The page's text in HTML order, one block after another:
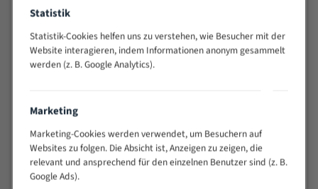
Widerstandsfähig gegen Zahnbruch auch bei
wechselnde Verbindungslängen)
Sehr geringe Vibration
Technische Beschreibung:
Positiver Spanwinkel
Bandkörper aus hochlegiertem Federstahl
Legierte HSS-beschichtete Zahnspitzen
Statistik
Statistik-Cookies helfen uns zu verstehen, wie Besucher mit der
Website interagieren, indem Informationen anonym gesammelt
werden (z. B. Google Analytics).
Marketing
Marketing-Cookies werden verwendet, um Besuchern auf
Websites zu folgen. Die Absicht ist, Anzeigen zu zeigen, die
relevant und ansprechend für den einzelnen Benutzer sind (z. B.
Google Ads).